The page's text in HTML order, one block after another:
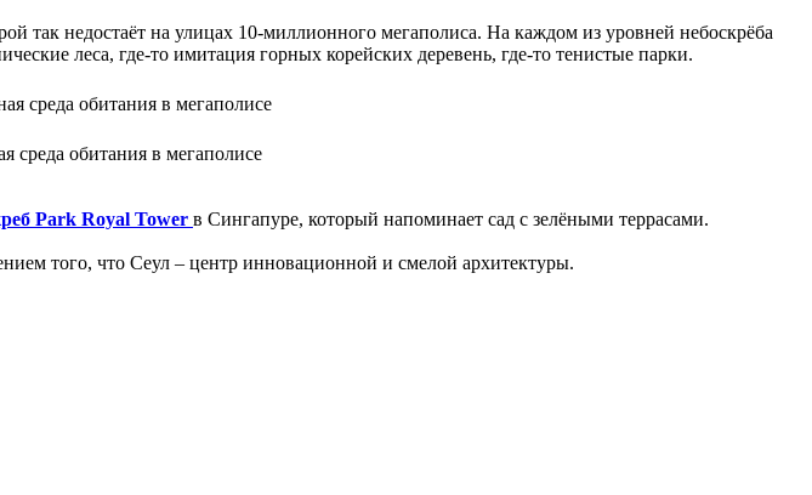
так недостаёт на улицах 10-миллионного мегаполиса. На каждом из уровней небоскрёба
леса, где-то имитация горных корейских деревень, где-то тенистые парки.
среда обитания в мегаполисе
Park Royal Tower в Сингапуре, который напоминает сад с зелёными террасами.
того, что Сеул – центр инновационной и смелой архитектуры.